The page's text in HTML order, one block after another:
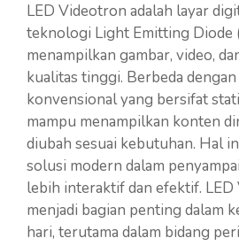
LED Videotron adalah layar
teknologi Light Emitting Diode
menampilkan gambar, video,
kualitas tinggi. Berbeda
konvensional yang bersifat
mampu menampilkan konten
diubah sesuai kebutuhan. Hal
solusi modern dalam
lebih interaktif dan efektif.
menjadi bagian penting dalam
hari, terutama dalam bidang